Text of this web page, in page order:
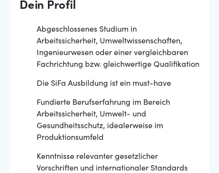
Dein Profil
Abgeschlossenes Studium in
Arbeitssicherheit, Umweltwissenschaften,
Ingenieurwesen oder einer vergleichbaren
Fachrichtung bzw. gleichwertige Qualifikation
Die SiFa Ausbildung ist ein must-have
Fundierte Berufserfahrung im Bereich
Arbeitssicherheit, Umwelt- und
Gesundheitsschutz, idealerweise im
Produktionsumfeld
Kenntnisse relevanter gesetzlicher
Vorschriften und internationaler Standards